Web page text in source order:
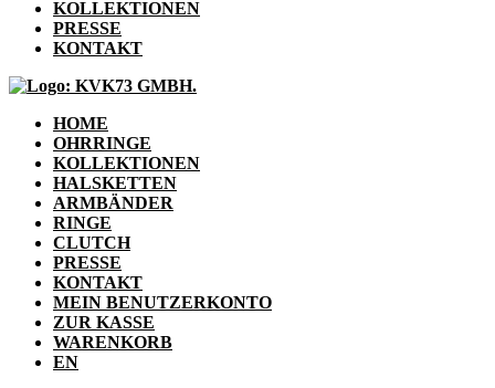
KOLLEKTIONEN
PRESSE
KONTAKT
HOME
OHRRINGE
KOLLEKTIONEN
HALSKETTEN
ARMBÄNDER
RINGE
CLUTCH
PRESSE
KONTAKT
MEIN BENUTZERKONTO
ZUR KASSE
WARENKORB
EN